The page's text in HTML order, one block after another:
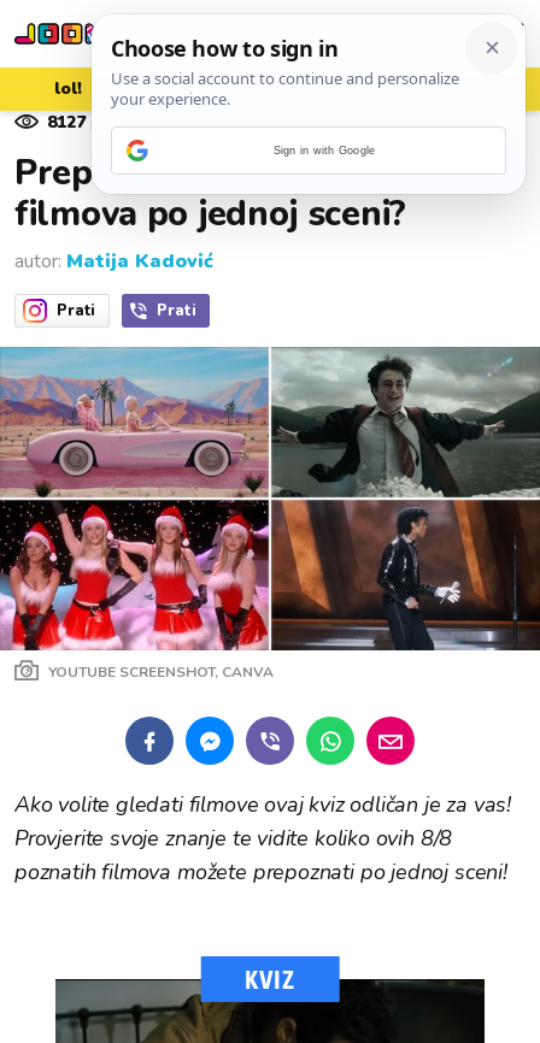
lol! aww vrh!
woot?!
8127pregleda 06. srpnja 2026.
Prepoznajete li 8/8 poznatih
filmova po jednoj sceni?
autor: Matija Kadović
Prati Prati
YOUTUBE SCREENSHOT, CANVA
Ako volite gledati filmove ovaj kviz odličan je za vas!
Provjerite svoje znanje te vidite koliko ovih 8/8
poznatih filmova možete prepoznati po jednoj sceni!
KVIZ
Sign in with Google